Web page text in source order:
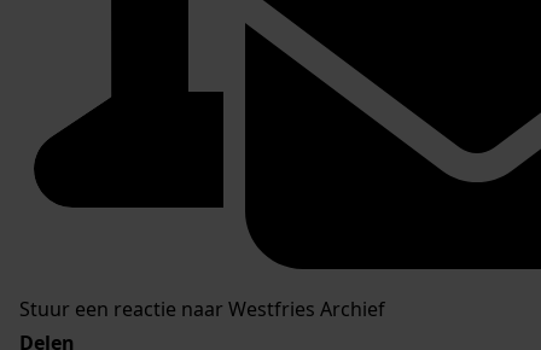
Stuur een reactie naar Westfries Archief
Delen